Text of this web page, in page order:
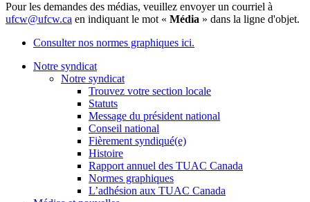
Pour les demandes des médias, veuillez envoyer un courriel à
ufcw@ufcw.ca en indiquant le mot « Média » dans la ligne d'objet.
Consulter nos normes graphiques ici.
Notre syndicat
Notre syndicat
Trouvez votre section locale
Statuts
Message du président national
Conseil national
Fièrement syndiqué(e)
Histoire
Rapport annuel des TUAC Canada
Normes graphiques
L’adhésion aux TUAC Canada